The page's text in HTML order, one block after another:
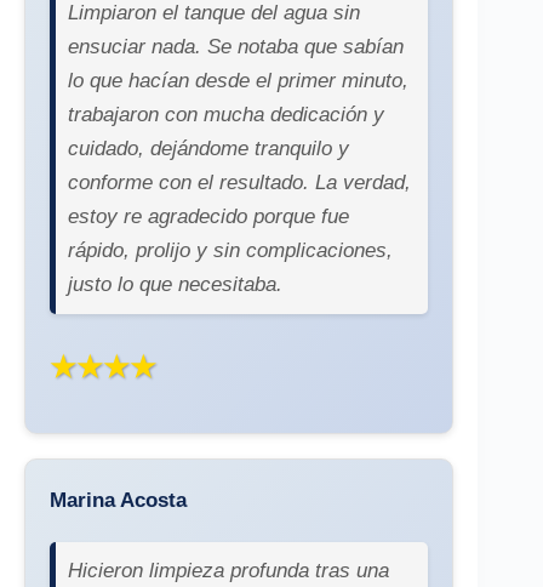
Limpiaron el tanque del agua sin
ensuciar nada. Se notaba que sabían
lo que hacían desde el primer minuto,
trabajaron con mucha dedicación y
cuidado, dejándome tranquilo y
conforme con el resultado. La verdad,
estoy re agradecido porque fue
rápido, prolijo y sin complicaciones,
justo lo que necesitaba.
★★★★
Marina Acosta
Hicieron limpieza profunda tras una